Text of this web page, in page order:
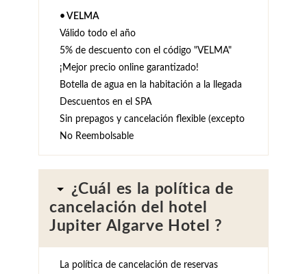
• VELMA
Válido todo el año
5% de descuento con el código "VELMA"
¡Mejor precio online garantizado!
Botella de agua en la habitación a la llegada
Descuentos en el SPA
Sin prepagos y cancelación flexible (excepto
No Reembolsable
¿Cuál es la política de
cancelación del hotel
Jupiter Algarve Hotel ?
La política de cancelación de reservas